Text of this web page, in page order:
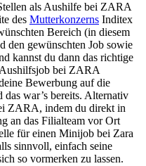
als Aushilfe bei ZARA
des Mutterkonzerns Inditex
Bereich (in diesem
den gewünschten Job sowie
kannst du dann das richtige
bei ZARA
Bewerbung auf die
war’s bereits. Alternativ
ZARA, indem du direkt in
an das Filialteam vor Ort
für einen Minijob bei Zara
sinnvoll, einfach seine
so vormerken zu lassen.